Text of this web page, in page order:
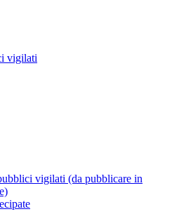
vigilati
vigilati (da pubblicare in